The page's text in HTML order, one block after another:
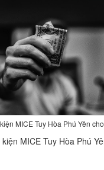
MICE Tuy Hòa Phú Yên
MICE Tuy Hòa Phú